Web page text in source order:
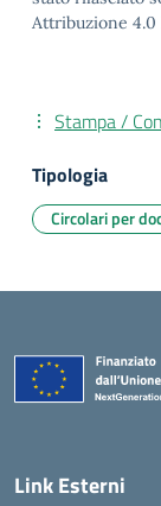
Attribuzione 4.0
Stampa /
Tipologia
Circolari per
Link Esterni